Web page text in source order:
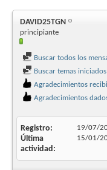
DAVID25TGN
principiante
Buscar todos los
Buscar temas iniciados
Agradecimientos
Agradecimientos
Registro 19/07/
Última
actividad
15/01/